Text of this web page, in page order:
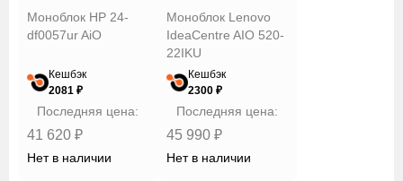
Моноблок HP 24-
df0057ur AiO
Кешбэк
2081 ₽
Последняя цена:
41 620 ₽
Нет в наличии
Моноблок Lenovo
IdeaCentre AIO 520-
22IKU
Кешбэк
2300 ₽
Последняя цена:
45 990 ₽
Нет в наличии